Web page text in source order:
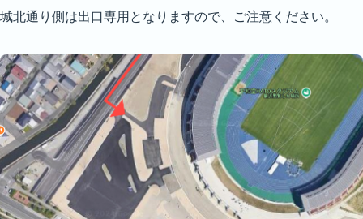
城北通り側は出口専用となりますので、ご注意ください。